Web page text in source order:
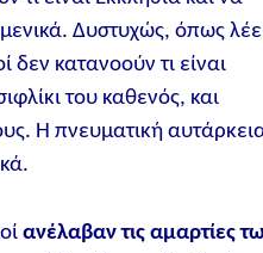
Δυστυχώς, όπως
κατανοούν τι είναι
του καθενός, και
Η πνευματική
ανέλαβαν τις αμαρτίες